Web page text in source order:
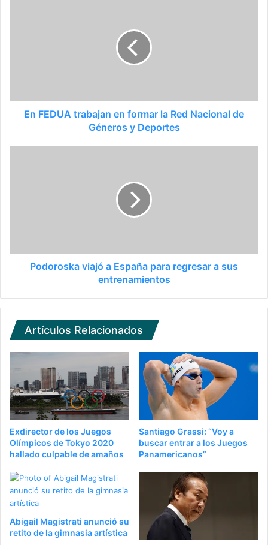
En FEDUA trabajan en formar la Red Nacional de
Géneros y Deportes
Podoroska viajó a España para regresar a sus
entrenamientos
Artículos Relacionados
Exdirector de los Juegos
Olímpicos de Tokyo 2020
hallado culpable de amaños
Santiago Grassi: “Voy a
buscar entrar a los Juegos
Panamericanos”
Abigail Magistrati anunció su
retito de la gimnasia artística